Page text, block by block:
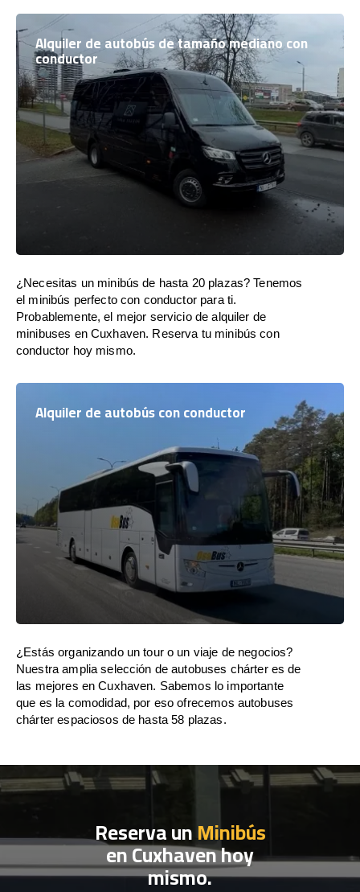
Alquiler de autobús de tamaño mediano con
conductor
¿Necesitas un minibús de hasta 20 plazas? Tenemos
el minibús perfecto con conductor para ti.
Probablemente, el mejor servicio de alquiler de
minibuses en Cuxhaven. Reserva tu minibús con
conductor hoy mismo.
Alquiler de autobús con conductor
¿Estás organizando un tour o un viaje de negocios?
Nuestra amplia selección de autobuses chárter es de
las mejores en Cuxhaven. Sabemos lo importante
que es la comodidad, por eso ofrecemos autobuses
chárter espaciosos de hasta 58 plazas.
Reserva unMinibús
en Cuxhaven hoy
mismo.